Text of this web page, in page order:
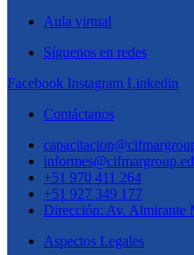
Aula virtual
Síguenos en redes
Facebook Instagram Linkedin
Contáctanos
+51 970 411 264
+51 927 349 177
Dirección: Av. Almirante
Aspectos Legales